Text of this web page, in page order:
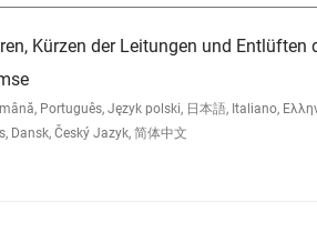
Kürzen der Leitungen und Entlüften
Português, Język polski, 日本語, Italiano,
Dansk, Český Jazyk, 简体中文